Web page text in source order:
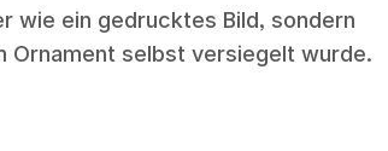
wie ein gedrucktes Bild, sondern
Ornament selbst versiegelt wurde.